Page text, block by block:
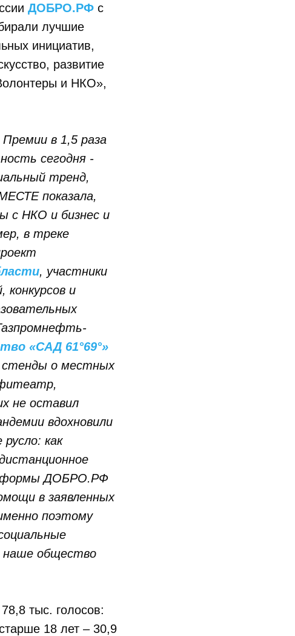
ДОБРО.РФ с
лучшие
инициатив,
развитие
и НКО»,
в 1,5 раза
сегодня -
тренд,
показала,
с НКО и бизнес и
в треке
, участники
конкурсов и
«САД 61°69°»
о местных
не оставил
вдохновили
как
ДОБРО.РФ
в заявленных
поэтому
наше общество
тыс. голосов:
18 лет – 30,9